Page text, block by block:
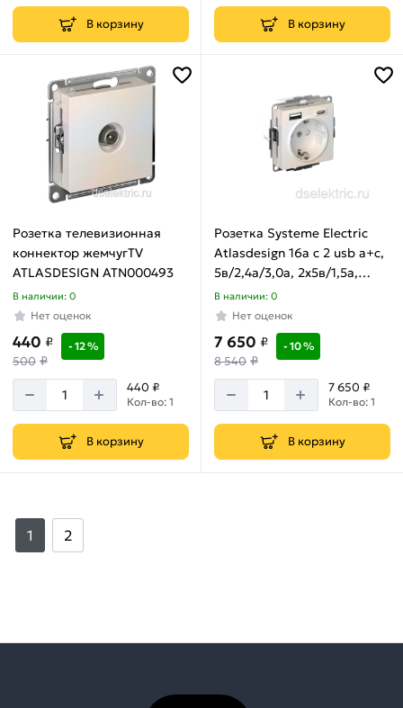
В корзину В корзину
Розетка телевизионная
коннектор жемчугTV
ATLASDESIGN ATN000493
В наличии: 0
Нет оценок
440 ₽
500 ₽
- 12 %
440 ₽
Кол-во: 1
В корзину
Розетка Systeme Electric
Atlasdesign 16а c 2 usb a+c,
5в/2,4а/3,0а, 2x5в/1,5а,
механизм, жемчуг
ATN000432
В наличии: 0
Нет оценок
7 650 ₽
8 540 ₽
- 10 %
7 650 ₽
Кол-во: 1
В корзину
1 2